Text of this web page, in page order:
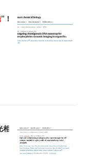
”！华东师范大学田阳/刘
干光声显微镜结合AI实